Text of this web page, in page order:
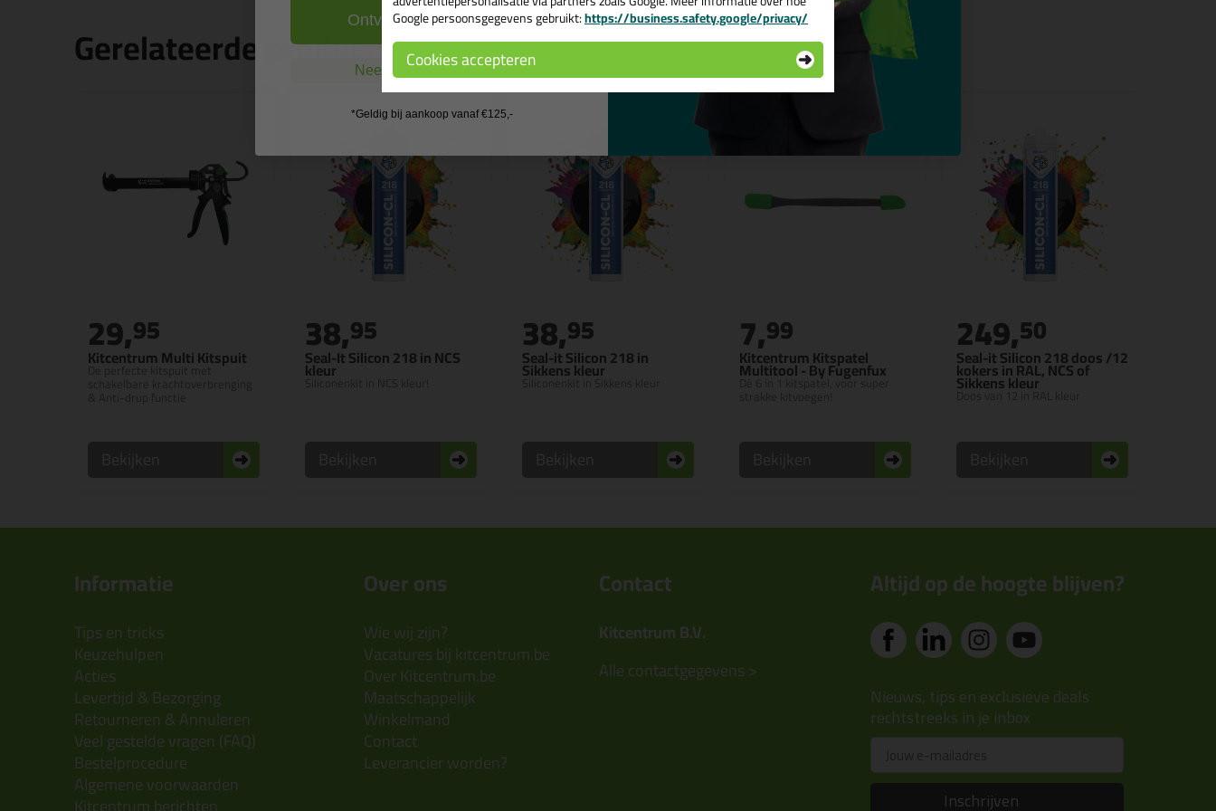
Gerelateerde producten
Kitcentrum Multi Kitspuit
De perfecte kitspuit met
29,95
Seal-It Silicon 218 in NCS
kleur
Siliconenkit in NCS kleur!
38,95
Seal-it Silicon 218 in
Sikkens kleur
Siliconenkit in Sikkens kleur
38,95
Kitcentrum Kitspatel
Multitool - By Fugenfux
Dé 6 in 1 kitspatel, voor super
7,99
Seal-it Silicon 218 doos /12
kokers in RAL, NCS of
Sikkens kleur
Doos van 12 in RAL kleur
249,50
Informatie
Tips en tricks
Keuzehulpen
Acties
Levertijd & Bezorging
Retourneren & Annuleren
Veel gestelde vragen (FAQ)
Bestelprocedure
Algemene voorwaarden
Over ons
Wie wij zijn?
Vacatures bij kitcentrum.be
Over Kitcentrum.be
Maatschappelijk
Winkelmand
Contact
Leverancier worden?
Contact
Kitcentrum B.V.
Alle contactgegevens >
Altijd op de hoogte blijven?
Nieuws, tips en exclusieve deals
rechtstreeks in je inbox
Inschrijven
Google persoonsgegevens gebruikt:https://business.safety.google/privacy/
Cookies accepteren
Ontvang de actiecode ›
Nee, ik wil geen cadeau
*Geldig bij aankoop vanaf €125,-